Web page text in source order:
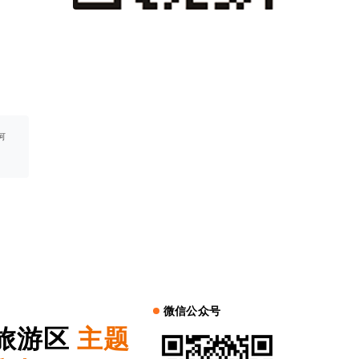
游区 主题
微信公众号